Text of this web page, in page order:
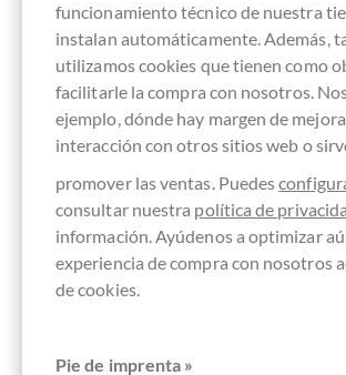
SUS VENTAJAS
ENCHOCOLATS-DE-LUXE.COM
Sin valor mínimo de pedido
Listo para enviar el día del pedido*
Envío a todo el mundo por DHL
Recomendación de la revista gourmet
antes de las 12
funcionamiento técnico de nuestra
instalan automáticamente. Además,
utilizamos cookies que tienen como
facilitarle la compra con nosotros.
ejemplo, dónde hay margen de
interacción con otros sitios web o
promover las ventas. Puedes
consultar nuestra política de
información. Ayúdenos a optimizar
experiencia de compra con nosotros
de cookies.
Pie de imprenta »